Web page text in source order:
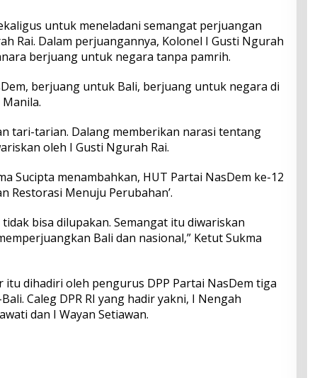
untuk meneladani semangat perjuangan
Rai. Dalam perjuangannya, Kolonel I Gusti Ngurah
berjuang untuk negara tanpa pamrih.
berjuang untuk Bali, berjuang untuk negara di
tari-tarian. Dalang memberikan narasi tentang
oleh I Gusti Ngurah Rai.
Sucipta menambahkan, HUT Partai NasDem ke-12
Restorasi Menuju Perubahan’.
bisa dilupakan. Semangat itu diwariskan
Bali dan nasional,” Ketut Sukma
dihadiri oleh pengurus DPP Partai NasDem tiga
Caleg DPR RI yang hadir yakni, I Nengah
dan I Wayan Setiawan.